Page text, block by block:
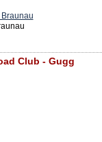
Club - Gugg